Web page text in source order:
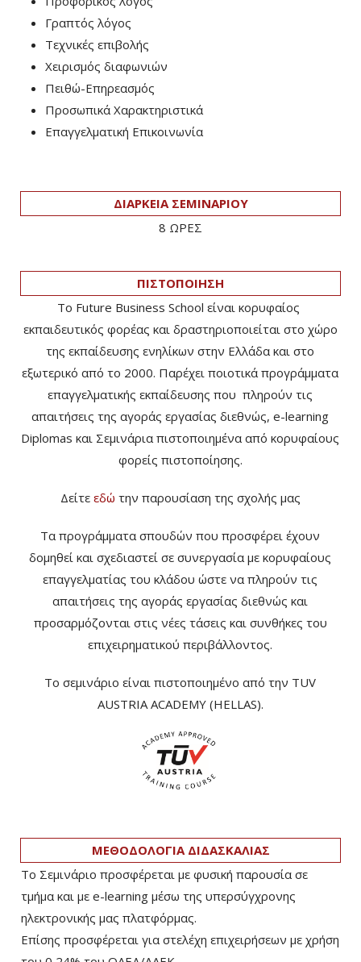
Γραπτός λόγος
Τεχνικές επιβολής
Χειρισμός διαφωνιών
Πειθώ-Επηρεασμός
Προσωπικά Χαρακτηριστικά
Επαγγελματική Επικοινωνία
ΔΙΑΡΚΕΙΑ ΣΕΜΙΝΑΡΙΟΥ
8 ΩΡΕΣ
ΠΙΣΤΟΠΟΙΗΣΗ
Το Future Business School είναι κορυφαίος
εκπαιδευτικός φορέας και δραστηριοποιείται στο χώρο
της εκπαίδευσης ενηλίκων στην Ελλάδα και στο
εξωτερικό από το 2000. Παρέχει ποιοτικά προγράμματα
επαγγελματικής εκπαίδευσης που πληρούν τις
απαιτήσεις της αγοράς εργασίας διεθνώς, e-learning
Diplomas και Σεμινάρια πιστοποιημένα από κορυφαίους
φορείς πιστοποίησης.
Δείτε εδώ την παρουσίαση της σχολής μας
Τα προγράμματα σπουδών που προσφέρει έχουν
δομηθεί και σχεδιαστεί σε συνεργασία με κορυφαίους
επαγγελματίας του κλάδου ώστε να πληρούν τις
απαιτήσεις της αγοράς εργασίας διεθνώς και
προσαρμόζονται στις νέες τάσεις και συνθήκες του
επιχειρηματικού περιβάλλοντος.
Το σεμινάριο είναι πιστοποιημένο από την TUV
AUSTRIA ACADEMY (HELLAS).
ΜΕΘΟΔΟΛΟΓΙΑ ΔΙΔΑΣΚΑΛΙΑΣ
Το Σεμινάριο προσφέρεται με φυσική παρουσία σε
τμήμα και με e-learning μέσω της υπερσύγχρονης
ηλεκτρονικής μας πλατφόρμας.
Επίσης προσφέρεται για στελέχη επιχειρήσεων με χρήση